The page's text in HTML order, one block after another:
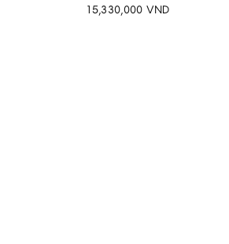
15,330,000 VND